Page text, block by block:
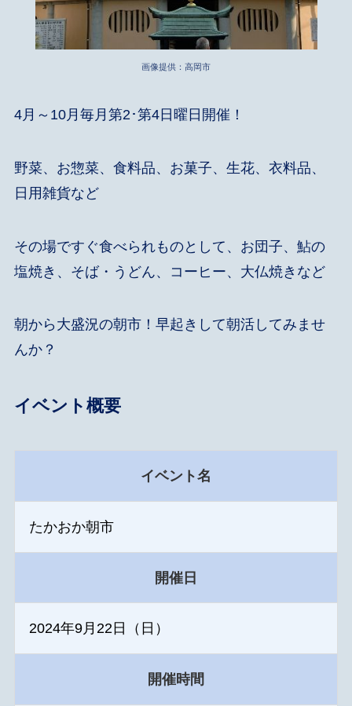
画像提供：高岡市
4月～10月毎月第2･第4日曜日開催！
野菜、お惣菜、食料品、お菓子、生花、衣料品、
日用雑貨など
その場ですぐ食べられものとして、お団子、鮎の
塩焼き、そば・うどん、コーヒー、大仏焼きなど
朝から大盛況の朝市！早起きして朝活してみませ
んか？
イベント概要
イベント名
たかおか朝市
開催日
2024年9月22日（日）
開催時間